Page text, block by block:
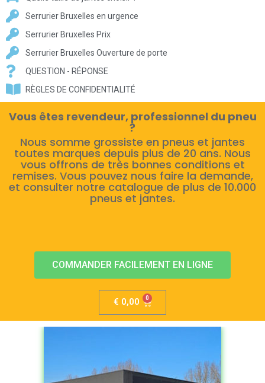
Serrurier Bruxelles en urgence
Serrurier Bruxelles Prix
Serrurier Bruxelles Ouverture de porte
QUESTION - RÉPONSE
RÈGLES DE CONFIDENTIALITÉ
Vous êtes revendeur, professionnel du pneu
?
Nous somme grossiste en pneus et jantes
toutes marques depuis plus de 20 ans. Nous
vous offrons de très bonnes conditions et
remises. Vous pouvez nous faire la demande,
et consulter notre catalogue de plus de 10.000
pneus et jantes.
COMMANDER FACILEMENT EN LIGNE
€ 0,00